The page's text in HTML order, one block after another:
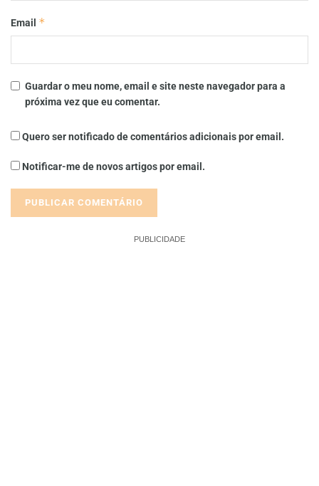
Email *
Guardar o meu nome, email e site neste navegador para a
próxima vez que eu comentar.
Quero ser notificado de comentários adicionais por email.
Notificar-me de novos artigos por email.
PUBLICIDADE